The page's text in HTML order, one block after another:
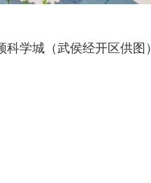
学城（武侯经开区供图）